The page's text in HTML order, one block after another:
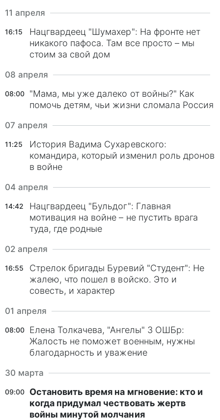
11 апреля
16:15
Нацгвардеец "Шумахер": На фронте нет
никакого пафоса. Там все просто – мы
стоим за свой дом
08 апреля
08:00
"Мама, мы уже далеко от войны?" Как
помочь детям, чьи жизни сломала Россия
07 апреля
11:25
История Вадима Сухаревского:
командира, который изменил роль дронов
в войне
04 апреля
14:42
Нацгвардеец "Бульдог": Главная
мотивация на войне – не пустить врага
туда, где родные
02 апреля
16:55
Стрелок бригады Буревий "Студент": Не
жалею, что пошел в войско. Это и
совесть, и характер
01 апреля
08:00
Елена Толкачева, "Ангелы" 3 ОШБр:
Жалость не поможет военным, нужны
благодарность и уважение
30 марта
09:00
Остановить время на мгновение: кто и
когда придумал чествовать жертв
войны минутой молчания